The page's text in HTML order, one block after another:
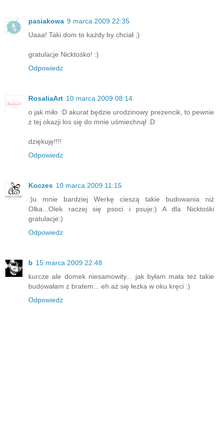
pasiakowa 9 marca 2009 22:35
Uaaa! Taki dom to każdy by chciał ;)
gratulacje Nicktośko! :)
Odpowiedz
RosaliaArt 10 marca 2009 08:14
o jak miło :D akurat będzie urodzinowy prezencik, to pewnie
z tej okazji los się do mnie uśmiechnął :D
dziękuję!!!!
Odpowiedz
Koczes 10 marca 2009 11:15
:)u mnie bardziej Werkę cieszą takie budowania niż
Olka...Olek raczej się psoci i psuje:) A dla Nicktośki
gratulacje:)
Odpowiedz
b 15 marca 2009 22:48
kurcze ale domek niesamowity... jak byłam mała tez takie
budowałam z bratem... eh aż się łezka w oku kręci :)
Odpowiedz